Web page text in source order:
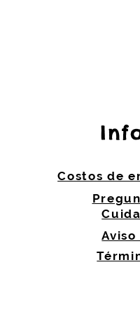
Costos de